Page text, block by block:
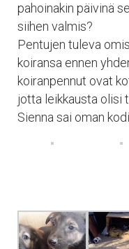
pahoinakin päivinä
siihen valmis?
Pentujen tuleva
koiransa ennen
koiranpennut ovat
jotta leikkausta olisi
Sienna sai oman